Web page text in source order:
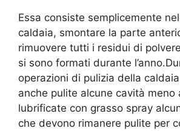
Essa consiste semplicemente
caldaia, smontare la parte
rimuovere tutti i residui di
si sono formati durante
operazioni di pulizia della
anche pulite alcune cavità meno
lubrificate con grasso spray
che devono rimanere pulite per